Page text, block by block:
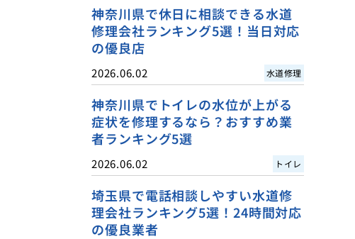
神奈川県で休日に相談できる水道
修理会社ランキング5選！当日対応
の優良店
2026.06.02 水道修理
神奈川県でトイレの水位が上がる
症状を修理するなら？おすすめ業
者ランキング5選
2026.06.02 トイレ
埼玉県で電話相談しやすい水道修
理会社ランキング5選！24時間対応
の優良業者